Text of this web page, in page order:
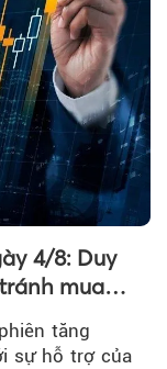
4/8: Duy
mua
tăng
sự hỗ trợ của